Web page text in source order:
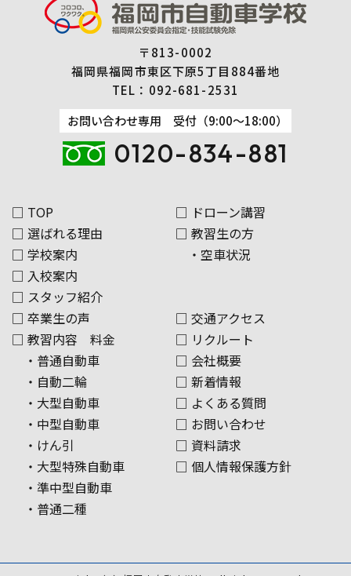
〒813-0002
福岡県福岡市東区下原5丁目884番地
TEL： 092-681-2531
お問い合わせ専用 受付（9:00～18:00）
0120-834-881
□ TOP
□ 選ばれる理由
□ 学校案内
□ 入校案内
□ スタッフ紹介
□ 卒業生の声
□ 教習内容 料金
・普通自動車
・自動二輪
・大型自動車
・中型自動車
・けん引
・大型特殊自動車
・準中型自動車
・普通二種
□ ドローン講習
□ 教習生の方
・空車状況
□ 交通アクセス
□ リクルート
□ 会社概要
□ 新着情報
□ よくある質問
□ お問い合わせ
□ 資料請求
□ 個人情報保護方針